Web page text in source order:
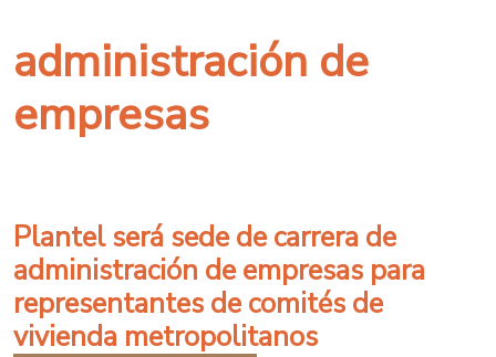
administración de
empresas
Plantel será sede de carrera de
administración de empresas para
representantes de comités de
vivienda metropolitanos